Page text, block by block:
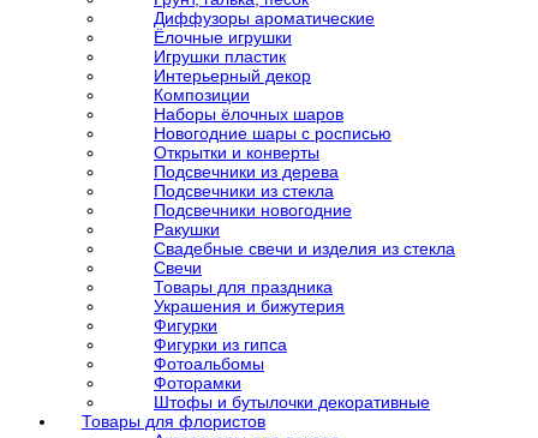
Диффузоры ароматические
Ёлочные игрушки
Игрушки пластик
Интерьерный декор
Композиции
Наборы ёлочных шаров
Новогодние шары с росписью
Открытки и конверты
Подсвечники из дерева
Подсвечники из стекла
Подсвечники новогодние
Ракушки
Свадебные свечи и изделия из стекла
Свечи
Товары для праздника
Украшения и бижутерия
Фигурки
Фигурки из гипса
Фотоальбомы
Фоторамки
Штофы и бутылочки декоративные
Товары для флористов